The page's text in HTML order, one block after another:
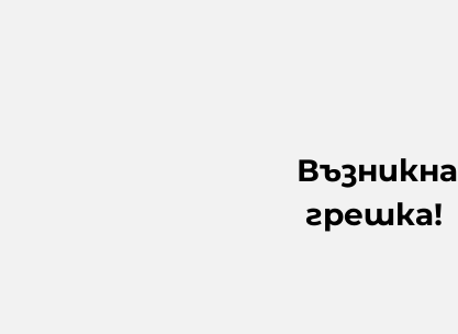
Възникна
грешка!